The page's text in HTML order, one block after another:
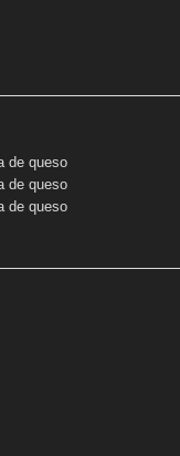
de queso
de queso
de queso